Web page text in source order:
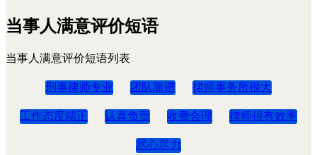
当事人满意评价短语
当事人满意评价短语列表
刑事律师专业 团队靠谱 律师事务所很大
工作态度端正 认真负责 收费合理 律师很有效率
尽心尽力